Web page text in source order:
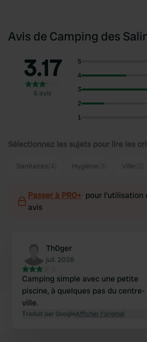
Avis de Camping des
3.17
6 avis
5
4
3
2
1
Sélectionnez les sujets pour lire les
Sanitaires Hygiène Ville
Passer à PRO+ pour l'utilisation
avis
Th0ger
juil. 2026
Camping simple avec une petite
piscine, à quelques pas du centre-
ville.
Traduit par GoogleAfficher l'original